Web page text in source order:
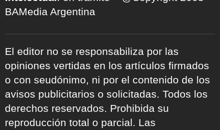
BAMedia Argentina
El editor no se responsabiliza por las
opiniones vertidas en los artículos firmados
o con seudónimo, ni por el contenido de los
avisos publicitarios o solicitadas. Todos los
derechos reservados. Prohibida su
reproducción total o parcial. Las